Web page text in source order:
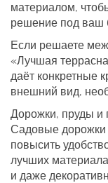
материалом,
решение под ваш
Если решаете
«Лучшая
даёт конкретные
внешний вид,
Дорожки, пруды и
Садовые дорожки
повысить
лучших
и даже